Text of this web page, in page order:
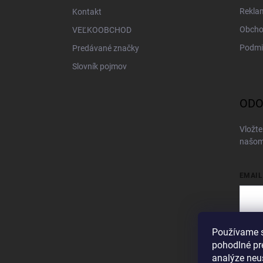
Používame
pohodlné
analýze
Kontakt
VEĽKOOBCHOD
Predávané značky
Slovník pojmov
EMAIL